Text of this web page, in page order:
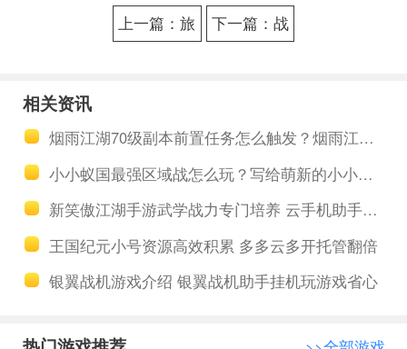
上一篇：旅
下一篇：战
相关资讯
烟雨江湖70级副本前置任务怎么触发？烟雨江湖70级副本开启教程
小小蚁国最强区域战怎么玩？写给萌新的小小蚁国区域战攻略
新笑傲江湖手游武学战力专门培养 云手机助手挂机玩游戏省心
王国纪元小号资源高效积累 多多云多开托管翻倍
银翼战机游戏介绍 银翼战机助手挂机玩游戏省心